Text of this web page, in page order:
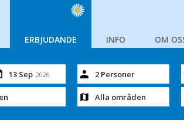
ERBJUDANDE INFO OM
13 Sep 2026 2 Personer
Alla områden